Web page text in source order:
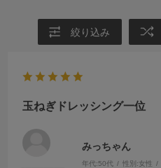
絞り込み
玉ねぎドレッシング一位
みっちゃん
年代:50代 性別:女性